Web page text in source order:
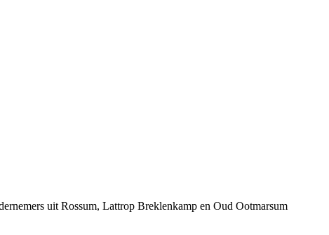
uit Rossum, Lattrop Breklenkamp en Oud Ootmarsum